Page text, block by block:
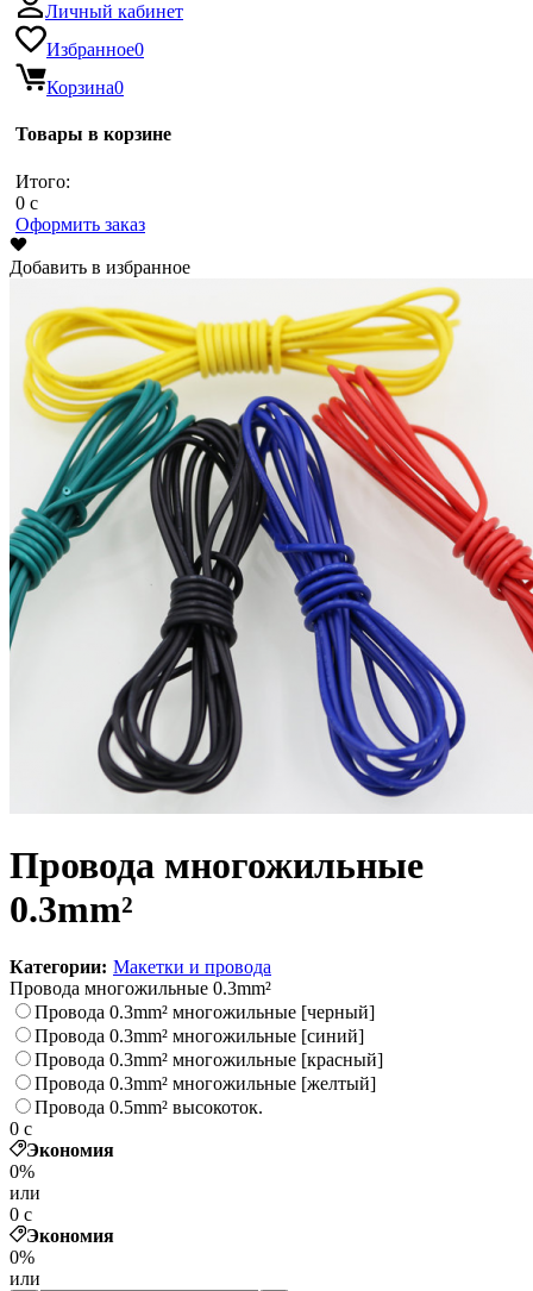
Личный кабинет
Избранное0
Корзина0
Товары в корзине
Итого:
0 c
Оформить заказ
Добавить в избранное
Провода многожильные
0.3mm²
Категории: Макетки и провода
Провода многожильные 0.3mm²
Провода 0.3mm² многожильные [черный]
Провода 0.3mm² многожильные [синий]
Провода 0.3mm² многожильные [красный]
Провода 0.3mm² многожильные [желтый]
Провода 0.5mm² высокоток.
0 c
Экономия
0%
или
0 c
Экономия
0%
или